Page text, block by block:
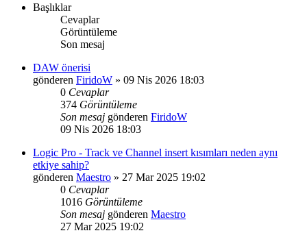
Başlıklar
Cevaplar
Görüntüleme
Son mesaj
DAW önerisi
gönderen FiridoW » 09 Nis 2026 18:03
0 Cevaplar
374 Görüntüleme
Son mesaj gönderen FiridoW
09 Nis 2026 18:03
Logic Pro - Track ve Channel insert kısımları neden aynı
etkiye sahip?
gönderen Maestro » 27 Mar 2025 19:02
0 Cevaplar
1016 Görüntüleme
Son mesaj gönderen Maestro
27 Mar 2025 19:02